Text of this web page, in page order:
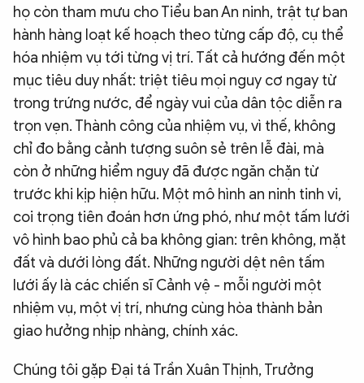
họ còn tham mưu cho Tiểu ban An ninh, trật tự ban
hành hàng loạt kế hoạch theo từng cấp độ, cụ thể
hóa nhiệm vụ tới từng vị trí. Tất cả hướng đến một
mục tiêu duy nhất: triệt tiêu mọi nguy cơ ngay từ
trong trứng nước, để ngày vui của dân tộc diễn ra
trọn vẹn. Thành công của nhiệm vụ, vì thế, không
chỉ đo bằng cảnh tượng suôn sẻ trên lễ đài, mà
còn ở những hiểm nguy đã được ngăn chặn từ
trước khi kịp hiện hữu. Một mô hình an ninh tinh vi,
coi trọng tiên đoán hơn ứng phó, như một tấm lưới
vô hình bao phủ cả ba không gian: trên không, mặt
đất và dưới lòng đất. Những người dệt nên tấm
lưới ấy là các chiến sĩ Cảnh vệ - mỗi người một
nhiệm vụ, một vị trí, nhưng cùng hòa thành bản
giao hưởng nhịp nhàng, chính xác.
Chúng tôi gặp Đại tá Trần Xuân Thịnh, Trưởng